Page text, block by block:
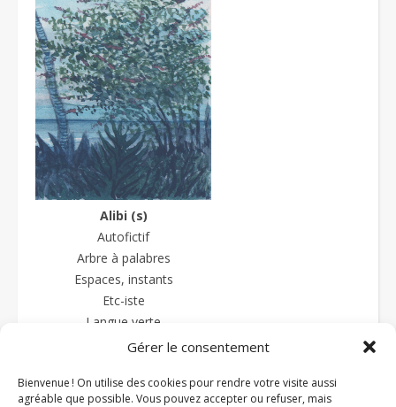
Gérer le consentement
Bienvenue ! On utilise des cookies pour rendre votre visite aussi
agréable que possible. Vous pouvez accepter ou refuser, mais
Alibi (s)
Autofictif
Arbre à palabres
Espaces, instants
Etc-iste
Langue verte
La langue sauce-piquante
Textures